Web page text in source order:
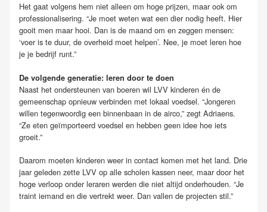
Het gaat volgens hem niet alleen om hoge prijzen, maar ook om
professionalisering. “Je moet weten wat een dier nodig heeft. Hier
gooit men maar hooi. Dan is de maand om en zeggen mensen:
‘voer is te duur, de overheid moet helpen’. Nee, je moet leren hoe
je je bedrijf runt.”
De volgende generatie: leren door te doen
Naast het ondersteunen van boeren wil LVV kinderen én de
gemeenschap opnieuw verbinden met lokaal voedsel. “Jongeren
willen tegenwoordig een binnenbaan in de airco,” zegt Adriaens.
“Ze eten geïmporteerd voedsel en hebben geen idee hoe iets
groeit.”
Daarom moeten kinderen weer in contact komen met het land. Drie
jaar geleden zette LVV op alle scholen kassen neer, maar door het
hoge verloop onder leraren werden die niet altijd onderhouden. “Je
traint iemand en die vertrekt weer. Dan vallen de projecten stil.”